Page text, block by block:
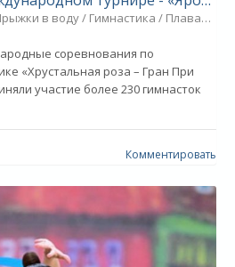
в воду / Гимнастика / Плавание / Новости разное / Видео новости / Спорт
соревнования по
«Хрустальная роза – Гран При
участие более 230 гимнасток
Комментировать